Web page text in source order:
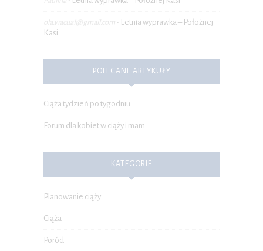
ola.wacuaf@gmail.com -
Letnia wyprawka – Położnej
Kasi
POLECANE ARTYKUŁY
Ciąża tydzień po tygodniu
Forum dla kobiet w ciąży i mam
KATEGORIE
Planowanie ciąży
Ciąża
Poród